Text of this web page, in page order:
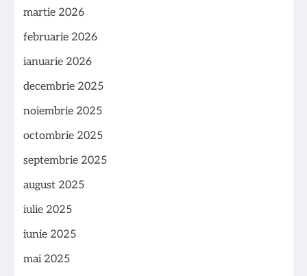
martie 2026
februarie 2026
ianuarie 2026
decembrie 2025
noiembrie 2025
octombrie 2025
septembrie 2025
august 2025
iulie 2025
iunie 2025
mai 2025